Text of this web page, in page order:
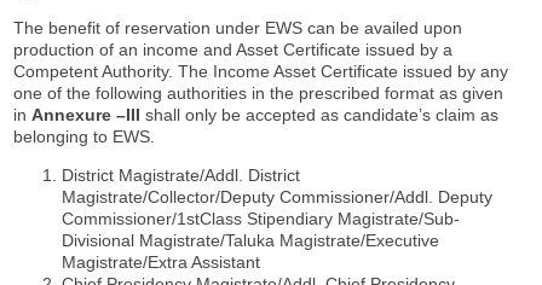
The benefit of reservation under EWS can be availed upon
production of an income and Asset Certificate issued by a
Competent Authority. The Income Asset Certificate issued by any
one of the following authorities in the prescribed format as given
in Annexure –III shall only be accepted as candidate’s claim as
belonging to EWS.
District Magistrate/Addl. District
Magistrate/Collector/Deputy Commissioner/Addl. Deputy
Commissioner/1stClass Stipendiary Magistrate/Sub-
Divisional Magistrate/Taluka Magistrate/Executive
Magistrate/Extra Assistant